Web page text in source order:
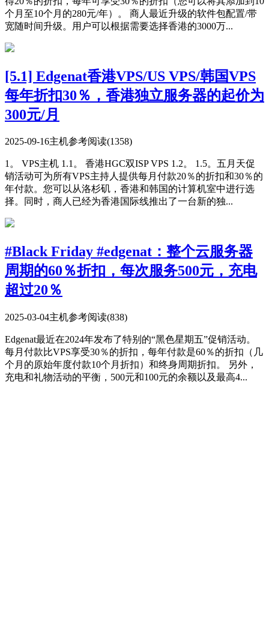
个月至10个月的280元/年）。 商人最近升级的软件包配置/带
宽随时间升级。用户可以根据需要选择香港的3000万...
[5.1] Edgenat香港VPS/US VPS/韩国VPS
每年折扣30％，香港独立服务器的起价为
300元/月
2025-09-16主机参考阅读(1358)
1。 VPS主机 1.1。 香港HGC双ISP VPS 1.2。 1.5。五月天促
销活动可为所有VPS主持人提供每月付款20％的折扣和30％的
年付款。您可以从洛杉矶，香港和韩国的计算机室中进行选
择。同时，商人已经为香港国际线推出了一台新的独...
#Black Friday #edgenat：整个云服务器
周期的60％折扣，每次服务500元，充电
超过20％
2025-03-04主机参考阅读(838)
Edgenat最近在2024年发布了特别的“黑色星期五”促销活动。
每月付款比VPS享受30％的折扣，每年付款是60％的折扣（几
个月的原始年度付款10个月折扣）和终身周期折扣。 另外，
充电和礼物活动的平衡，500元和100元的余额以及最高4...